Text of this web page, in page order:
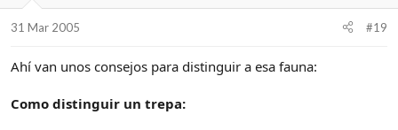
31 Mar 2005 #19
Ahí van unos consejos para distinguir a esa fauna:
Como distinguir un trepa: